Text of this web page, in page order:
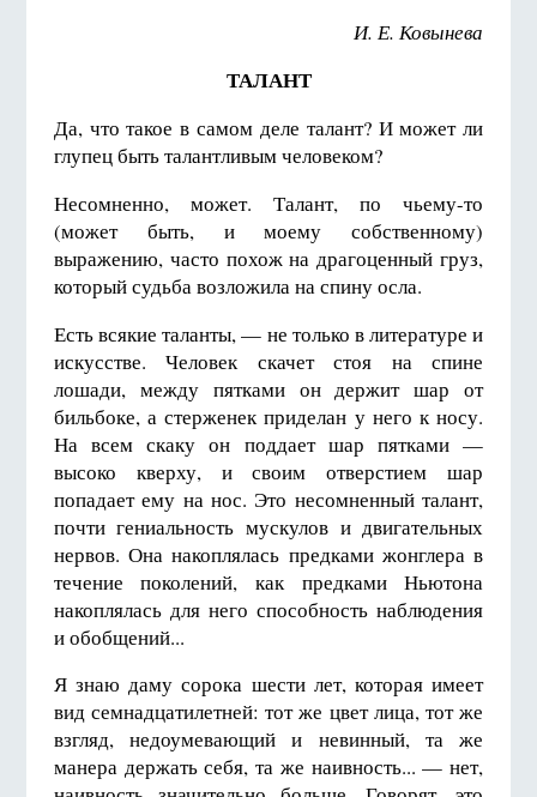
И. Е. Ковынева
ТАЛАНТ
Да, что такое в самом деле талант? И может ли
глупец быть талантливым человеком?
Несомненно, может. Талант, по чьему-то
(может быть, и моему собственному)
выражению, часто похож на драгоценный груз,
который судьба возложила на спину осла.
Есть всякие таланты, — не только в литературе и
искусстве. Человек скачет стоя на спине
лошади, между пятками он держит шар от
бильбоке, а стерженек приделан у него к носу.
На всем скаку он поддает шар пятками —
высоко кверху, и своим отверстием шар
попадает ему на нос. Это несомненный талант,
почти гениальность мускулов и двигательных
нервов. Она накоплялась предками жонглера в
течение поколений, как предками Ньютона
накоплялась для него способность наблюдения
и обобщений...
Я знаю даму сорока шести лет, которая имеет
вид семнадцатилетней: тот же цвет лица, тот же
взгляд, недоумевающий и невинный, та же
манера держать себя, та же наивность... — нет,